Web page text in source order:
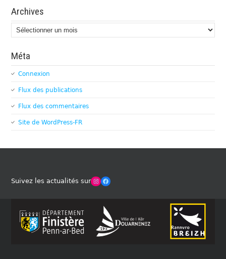
Archives
Archives
Méta
Connexion
Flux des publications
Flux des commentaires
Site de WordPress-FR
Suivez les actualités surWinches Club OfficielFacebook